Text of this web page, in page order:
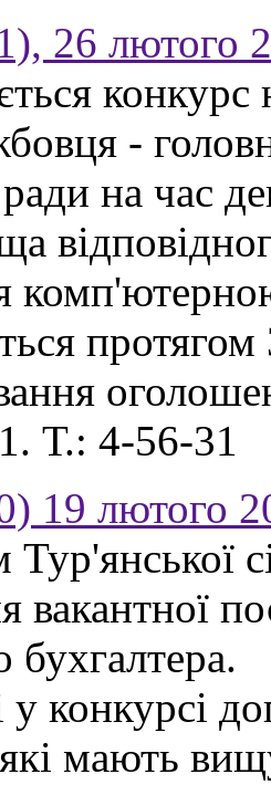
26 лютого
конкурс
-
ради на час
протягом
Т.: 4-56-31
19 лютого
вакантної
бухгалтера.
у конкурсі
мають